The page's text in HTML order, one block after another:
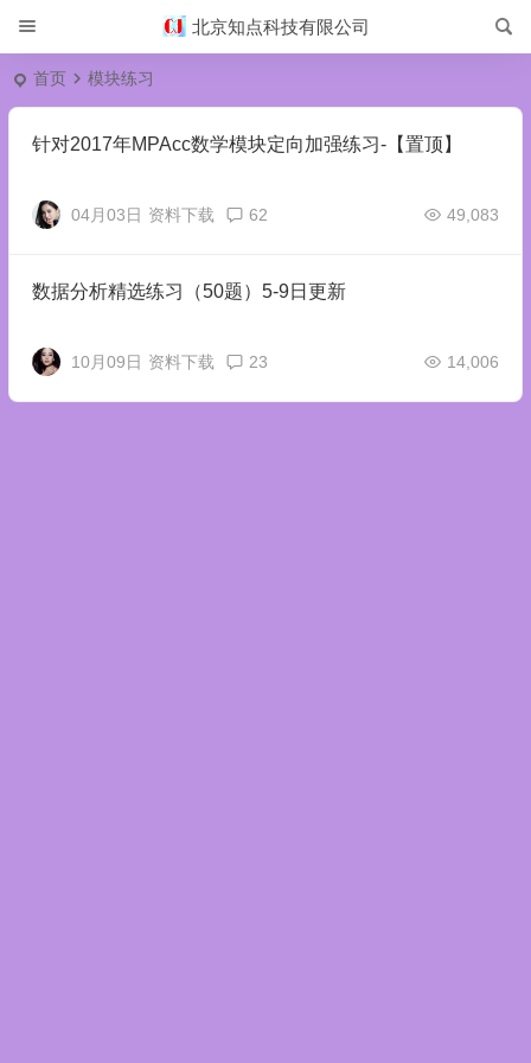
北京知点科技有限公司
首页 模块练习
针对2017年MPAcc数学模块定向加强练习-【置顶】
04月03日 资料下载 49,083
62
数据分析精选练习（50题）5-9日更新
10月09日 资料下载 14,006
23